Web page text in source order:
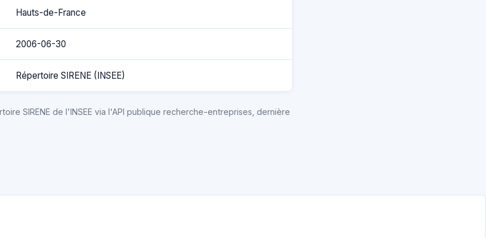
Hauts-de-France
2006-06-30
Répertoire SIRENE (INSEE)
SIRENE de l'INSEE via l'API publique recherche-entreprises, dernière